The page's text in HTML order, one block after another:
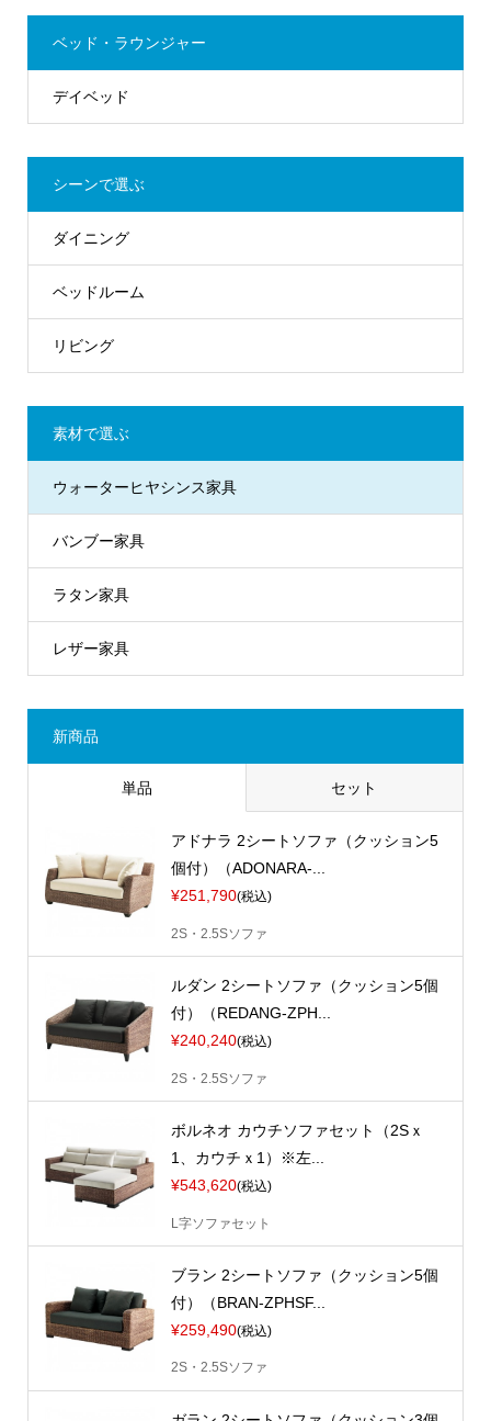
ベッド・ラウンジャー
デイベッド
シーンで選ぶ
ダイニング
ベッドルーム
リビング
素材で選ぶ
ウォーターヒヤシンス家具
バンブー家具
ラタン家具
レザー家具
新商品
単品 セット
アドナラ 2シートソファ（クッション5
個付）（ADONARA-...
¥251,790(税込)
2S・2.5Sソファ
ルダン 2シートソファ（クッション5個
付）（REDANG-ZPH...
¥240,240(税込)
2S・2.5Sソファ
ボルネオ カウチソファセット（2Sｘ
1、カウチｘ1）※左...
¥543,620(税込)
L字ソファセット
ブラン 2シートソファ（クッション5個
付）（BRAN-ZPHSF...
¥259,490(税込)
2S・2.5Sソファ